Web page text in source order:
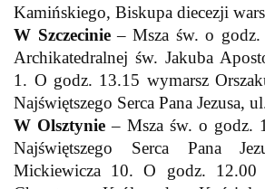
Kamińskiego, Biskupa diecezji
W Szczecinie– Msza św. o godz.
Archikatedralnej św. Jakuba
1. O godz. 13.15 wymarsz
Najświętszego Serca Pana Jezusa,
W Olsztynie – Msza św. o godz.
Najświętszego Serca Pana
Mickiewicza 10. O godz. 12.00